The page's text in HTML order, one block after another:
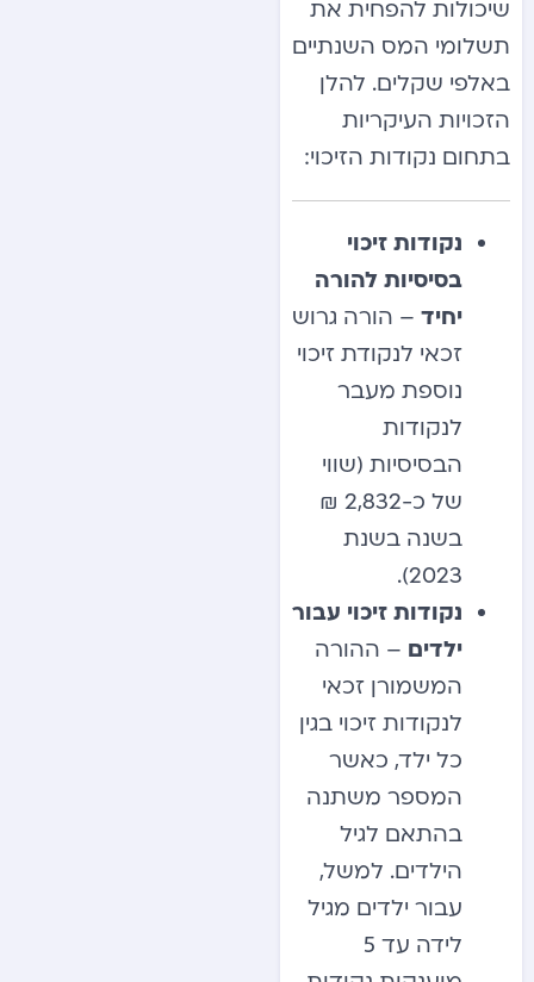
שיכולות להפחית את
תשלומי המס השנתיים
באלפי שקלים. להלן
הזכויות העיקריות
בתחום נקודות הזיכוי:
נקודות זיכוי
בסיסיות להורה
יחיד – הורה גרוש
זכאי לנקודת זיכוי
נוספת מעבר
לנקודות
הבסיסיות (שווי
של כ-2,832 ₪
בשנה בשנת
2023).
נקודות זיכוי עבור
ילדים – ההורה
המשמורן זכאי
לנקודות זיכוי בגין
כל ילד, כאשר
המספר משתנה
בהתאם לגיל
הילדים. למשל,
עבור ילדים מגיל
לידה עד 5